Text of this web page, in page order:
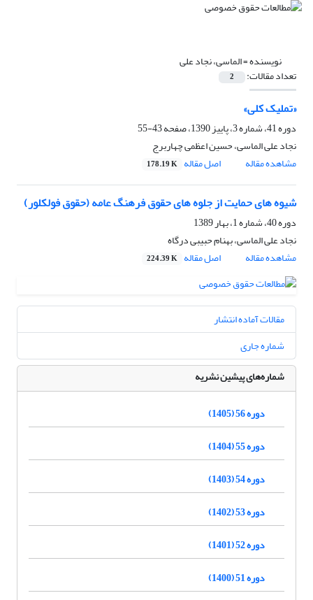
نویسنده =الماسی، نجاد علی
تعداد مقالات: 2
«تملیک کلی»
دوره 41، شماره 3، پاییز 1390، صفحه
43-55
نجاد علی الماسی، حسین اعظمی چهاربرج
مشاهده مقاله
اصل مقاله 178.19 K
شیوه های حمایت از جلوه های حقوق فرهنگ عامه (حقوق فولکلور)
دوره 40، شماره 1، بهار 1389
نجاد علی الماسی، بهنام حبیبی درگاه
مشاهده مقاله
اصل مقاله 224.39 K
مقالات آماده انتشار
شماره جاری
شماره‌های پیشین نشریه
دوره 56 (1405)
دوره 55 (1404)
دوره 54 (1403)
دوره 53 (1402)
دوره 52 (1401)
دوره 51 (1400)